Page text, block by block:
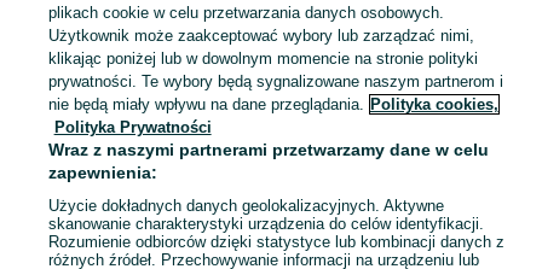
Zobacz
Mapa kategorii
Mapa miejscowości
Mapa ministron
Popularne wyszukiwania
plikach cookie w celu przetwarzania danych osobowych.
Użytkownik może zaakceptować wybory lub zarządzać nimi,
klikając poniżej lub w dowolnym momencie na stronie polityki
prywatności. Te wybory będą sygnalizowane naszym partnerom i
nie będą miały wpływu na dane przeglądania. Polityka cookies,
Polityka Prywatności
Wraz z naszymi partnerami przetwarzamy dane w celu
zapewnienia:
Użycie dokładnych danych geolokalizacyjnych. Aktywne
skanowanie charakterystyki urządzenia do celów identyfikacji.
Rozumienie odbiorców dzięki statystyce lub kombinacji danych z
różnych źródeł. Przechowywanie informacji na urządzeniu lub